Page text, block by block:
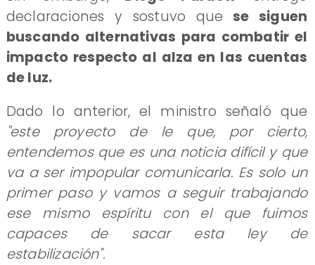
declaraciones y sostuvo que se siguen
buscando alternativas para combatir el
impacto respecto al alza en las cuentas
de luz.
Dado lo anterior, el ministro señaló que
"este proyecto de le que, por cierto,
entendemos que es una noticia difícil y que
va a ser impopular comunicarla. Es solo un
primer paso y vamos a seguir trabajando
ese mismo espíritu con el que fuimos
capaces de sacar esta ley de
estabilización".